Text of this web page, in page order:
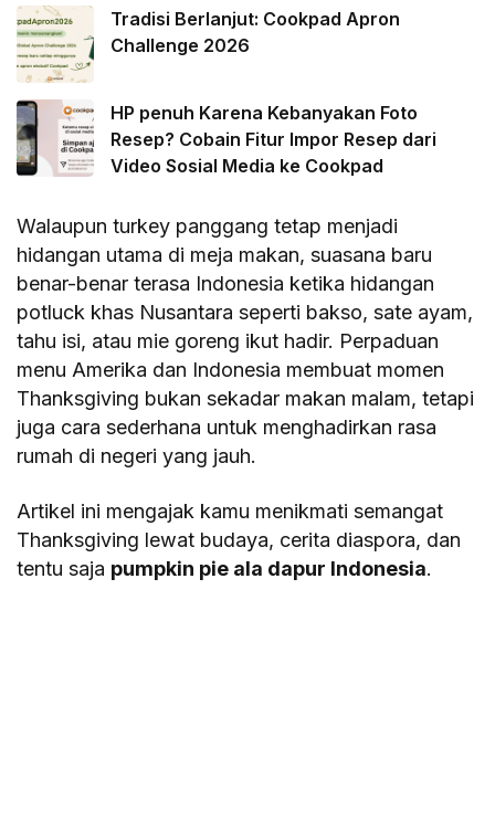
Tradisi Berlanjut: Cookpad Apron
Challenge 2026
HP penuh Karena Kebanyakan Foto
Resep? Cobain Fitur Impor Resep dari
Video Sosial Media ke Cookpad
Walaupun turkey panggang tetap menjadi
hidangan utama di meja makan, suasana baru
benar-benar terasa Indonesia ketika hidangan
potluck khas Nusantara seperti bakso, sate ayam,
tahu isi, atau mie goreng ikut hadir. Perpaduan
menu Amerika dan Indonesia membuat momen
Thanksgiving bukan sekadar makan malam, tetapi
juga cara sederhana untuk menghadirkan rasa
rumah di negeri yang jauh.
Artikel ini mengajak kamu menikmati semangat
Thanksgiving lewat budaya, cerita diaspora, dan
tentu saja pumpkin pie ala dapur Indonesia.